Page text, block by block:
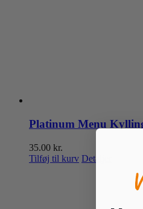
Platinum Menu
35.00 kr.
Tilføj til kurv Detaljer